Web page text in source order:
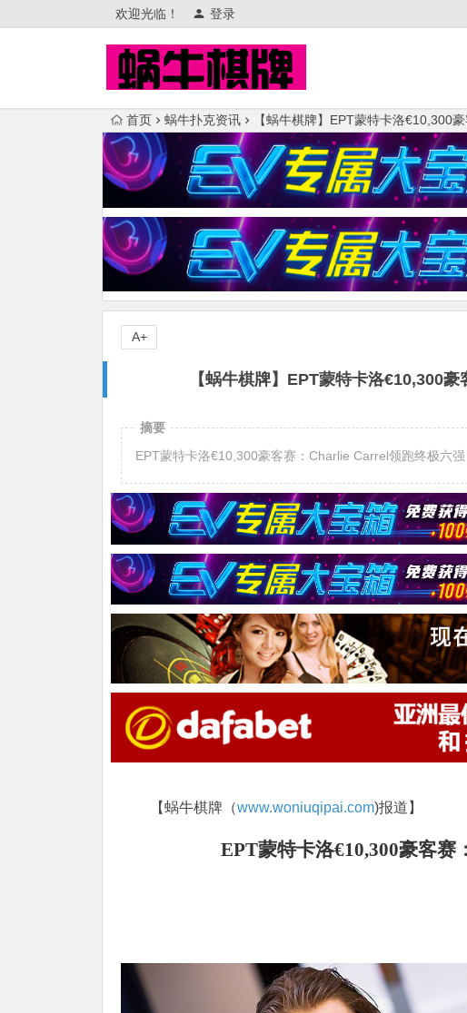
欢迎光临！ 登录
首页 蜗牛扑克资讯 【蜗牛棋牌】EPT蒙特卡洛€10,300
【蜗牛棋牌】EPT蒙特卡洛€10,300
A+
摘要
EPT蒙特卡洛€10,300豪客赛：Charlie Carrel领跑终极六强
【蜗牛棋牌（www.woniuqipai.com)报道】
EPT蒙特卡洛€10,300豪客赛